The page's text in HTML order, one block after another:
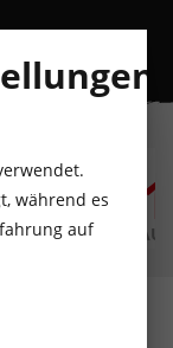
DO
13
AUGUST
–
während es
auf